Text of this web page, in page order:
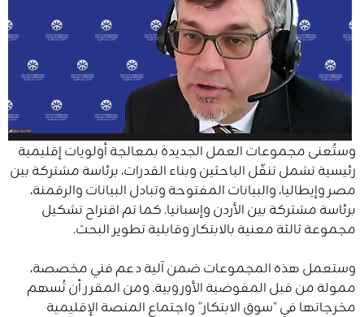
وستُعنى مجموعات العمل الجديدة بمعالجة أولويات إقليمية
رئيسية تشمل تنقّل الباحثين وبناء القدرات، برئاسة مشتركة بين
مصر وإيطاليا، والبيانات المفتوحة وتبادل البيانات والرقمنة،
برئاسة مشتركة بين الأردن وإسبانيا. كما تم اقتراح تشكيل
مجموعة ثالثة معنية بالابتكار وقابلية تطوير البحث.
وستعمل هذه المجموعات ضمن آلية دعم فني مخصصة،
ممولة من قبل المفوضية الأوروبية. ومن المقرر أن تُسهم
مخرجاتها في “سوق الابتكار” واجتماع المنصة الإقليمية